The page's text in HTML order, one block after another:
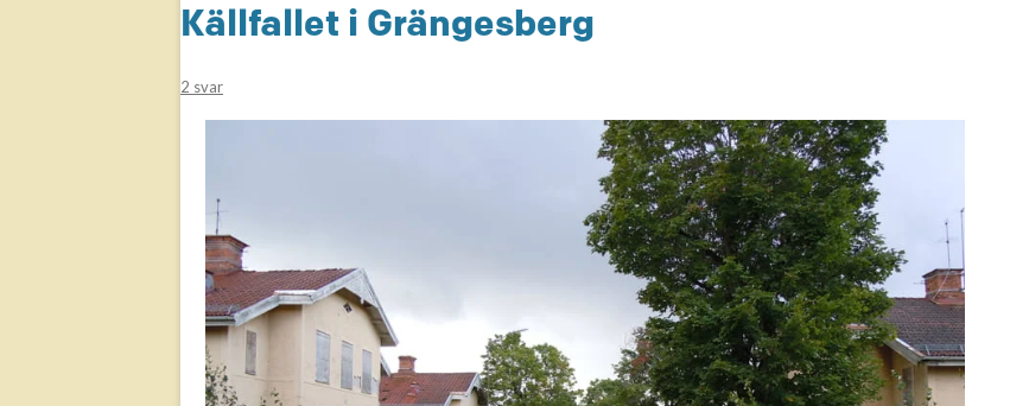
Järnet byggde landet
Järn ur rödjord och sjömalm
Järn ur järnmalm
Masugnen
Färskning & stångjärn
Tekniken i Bergslagen
Vatten och kraft
Källfallet i Grängesberg
2 svar